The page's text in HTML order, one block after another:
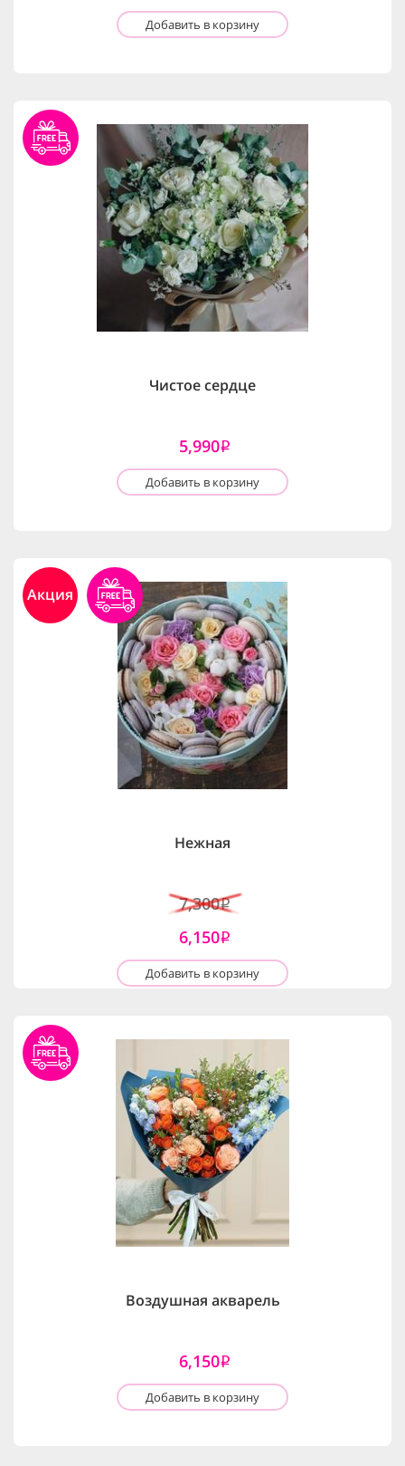
Добавить в корзину
Чистое сердце
5,990i
Добавить в корзину
Акция
Нежная
7,300i
6,150i
Добавить в корзину
Воздушная акварель
6,150i
Добавить в корзину